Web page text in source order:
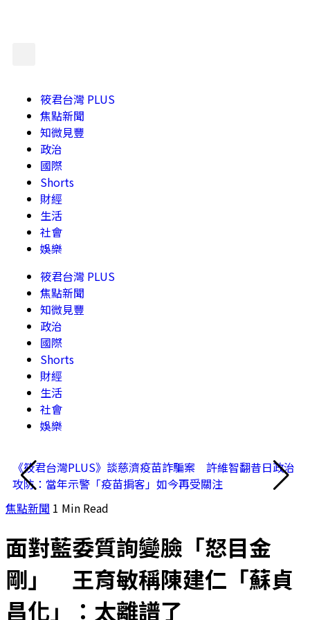
筱君台灣 PLUS
焦點新聞
知微見豐
政治
國際
Shorts
財經
生活
社會
娛樂
筱君台灣 PLUS
焦點新聞
知微見豐
政治
國際
Shorts
財經
生活
社會
娛樂
《筱君台灣PLUS》談慈濟疫苗詐騙案 許維智翻昔日政治
攻防：當年示警「疫苗掮客」如今再受關注
焦點新聞 1 Min Read
面對藍委質詢變臉「怒目金
剛」 王育敏稱陳建仁「蘇貞
昌化」：太離譜了